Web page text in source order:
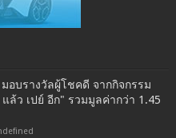
มอบรางวัลผู้โชคดี จากกิจกรรม
แล้ว เปย์ อีก" รวมมูลค่ากว่า 1.45